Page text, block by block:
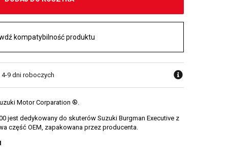
kompatybilność produktu
4-9 dni roboczych
Motor Corparation ®.
jest dedykowany do skuterów Suzuki Burgman Executive z
część OEM, zapakowana przez producenta.